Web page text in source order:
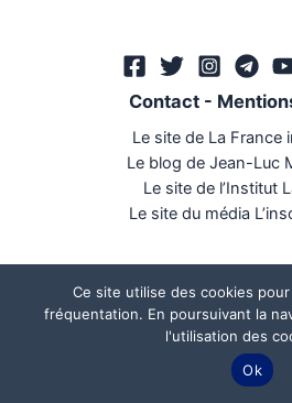
Contact-
Le site de La France
Le blog de Jean-Luc
Le site de l’Institut
Le site du média
Ce site utilise des cookies
fréquentation. En poursuivant la
l'utilisation des
Ok